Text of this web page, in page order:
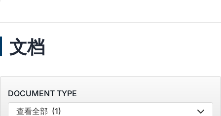
文档
DOCUMENT TYPE
查看全部 (1)